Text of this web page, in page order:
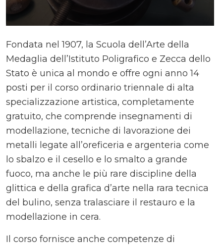
Fondata nel 1907, la Scuola dell’Arte della
Medaglia dell’Istituto Poligrafico e Zecca dello
Stato è unica al mondo e offre ogni anno 14
posti per il corso ordinario triennale di alta
specializzazione artistica, completamente
gratuito, che comprende insegnamenti di
modellazione, tecniche di lavorazione dei
metalli legate all’oreficeria e argenteria come
lo sbalzo e il cesello e lo smalto a grande
fuoco, ma anche le più rare discipline della
glittica e della grafica d’arte nella rara tecnica
del bulino, senza tralasciare il restauro e la
modellazione in cera.
Il corso fornisce anche competenze di